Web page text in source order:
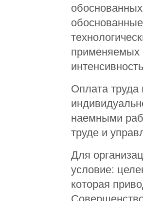
применяемых
Оплата труда
наемными
труде и
Для
условие:
которая